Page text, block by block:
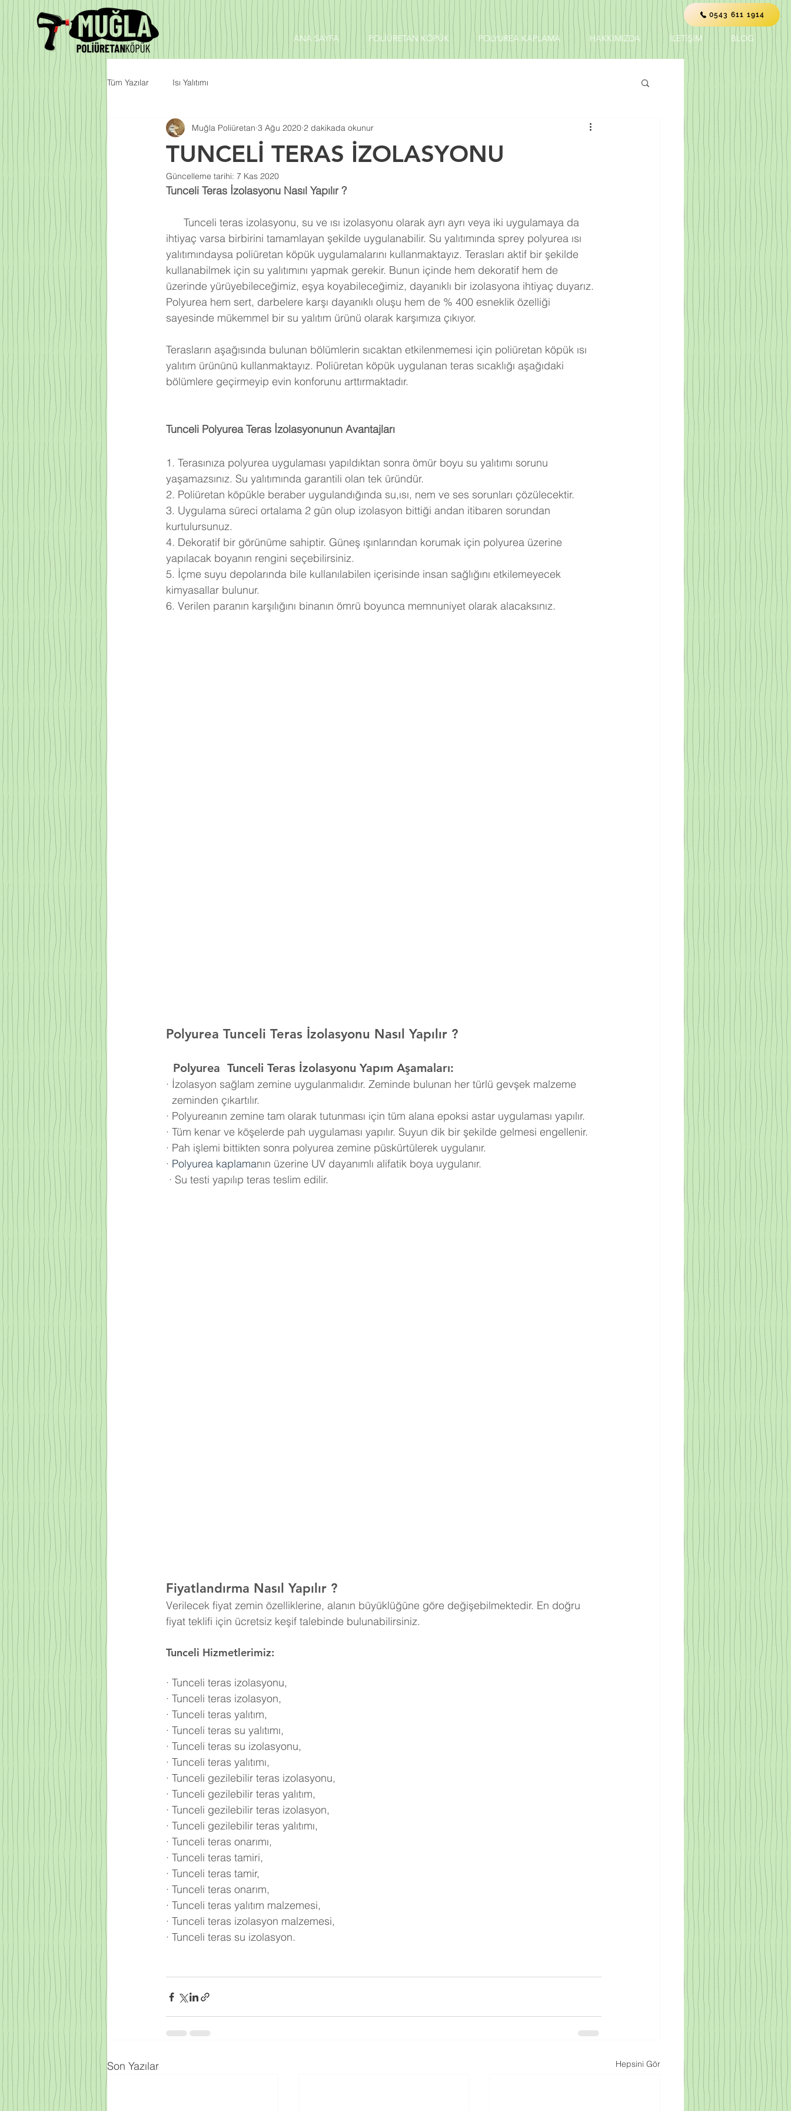
ANA SAYFA POLİÜRETAN KÖPÜK POLYUREA KAPLAMA HAKKIMIZDA İLETİŞİM BLOG
0543 611 1914
Tüm Yazılar Isı Yalıtımı
TUNCELİ TERAS İZOLASYONU
Muğla Poliüretan 3 Ağu 2020 2 dakikada okunur
Güncelleme tarihi: 7 Kas 2020
Tunceli Teras İzolasyonu Nasıl Yapılır ?
ihtiyaç varsa birbirini tamamlayan şekilde uygulanabilir. Su yalıtımında sprey polyurea ısı
yalıtımındaysa poliüretan köpük uygulamalarını kullanmaktayız. Terasları aktif bir şekilde
kullanabilmek için su yalıtımını yapmak gerekir. Bunun içinde hem dekoratif hem de
üzerinde yürüyebileceğimiz, eşya koyabileceğimiz, dayanıklı bir izolasyona ihtiyaç duyarız.
Polyurea hem sert, darbelere karşı dayanıklı oluşu hem de % 400 esneklik özelliği
sayesinde mükemmel bir su yalıtım ürünü olarak karşımıza çıkıyor.
Terasların aşağısında bulunan bölümlerin sıcaktan etkilenmemesi için poliüretan köpük ısı
yalıtım ürününü kullanmaktayız. Poliüretan köpük uygulanan teras sıcaklığı aşağıdaki
bölümlere geçirmeyip evin konforunu arttırmaktadır.
Tunceli Polyurea Teras İzolasyonunun Avantajları
1. Terasınıza polyurea uygulaması yapıldıktan sonra ömür boyu su yalıtımı sorunu
yaşamazsınız. Su yalıtımında garantili olan tek üründür.
2. Poliüretan köpükle beraber uygulandığında su,ısı, nem ve ses sorunları çözülecektir.
3. Uygulama süreci ortalama 2 gün olup izolasyon bittiği andan itibaren sorundan
kurtulursunuz.
4. Dekoratif bir görünüme sahiptir. Güneş ışınlarından korumak için polyurea üzerine
yapılacak boyanın rengini seçebilirsiniz.
5. İçme suyu depolarında bile kullanılabilen içerisinde insan sağlığını etkilemeyecek
kimyasallar bulunur.
6. Verilen paranın karşılığını binanın ömrü boyunca memnuniyet olarak alacaksınız.
Polyurea Tunceli Teras İzolasyonu Nasıl Yapılır ?
  Polyurea
Tunceli Teras İzolasyonu Yapım Aşamaları:
· İzolasyon sağlam zemine uygulanmalıdır. Zeminde bulunan her türlü gevşek malzeme
  zeminden çıkartılır.
· Polyureanın zemine tam olarak tutunması için tüm alana epoksi astar uygulaması yapılır.
· Tüm kenar ve köşelerde pah uygulaması yapılır. Suyun dik bir şekilde gelmesi engellenir.
· Pah işlemi bittikten sonra polyurea zemine püskürtülerek uygulanır.
· Polyurea kaplamanın üzerine UV dayanımlı alifatik boya uygulanır.
· Su testi yapılıp teras teslim edilir.
Fiyatlandırma Nasıl Yapılır ?
Verilecek fiyat zemin özelliklerine, alanın büyüklüğüne göre değişebilmektedir. En doğru
fiyat teklifi için ücretsiz keşif talebinde bulunabilirsiniz.
Tunceli Hizmetlerimiz:
· Tunceli teras izolasyonu,
· Tunceli teras izolasyon,
· Tunceli teras yalıtım,
· Tunceli teras su yalıtımı,
· Tunceli teras su izolasyonu,
· Tunceli teras yalıtımı,
· Tunceli gezilebilir teras izolasyonu,
· Tunceli gezilebilir teras yalıtım,
· Tunceli gezilebilir teras izolasyon,
· Tunceli gezilebilir teras yalıtımı,
· Tunceli teras onarımı,
· Tunceli teras tamiri,
· Tunceli teras tamir,
· Tunceli teras onarım,
· Tunceli teras yalıtım malzemesi,
· Tunceli teras izolasyon malzemesi,
· Tunceli teras su izolasyon.
Son Yazılar Hepsini Gör